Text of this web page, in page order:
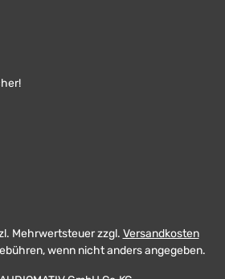
Mehrwertsteuer zzgl. Versandkosten
wenn nicht anders angegeben.